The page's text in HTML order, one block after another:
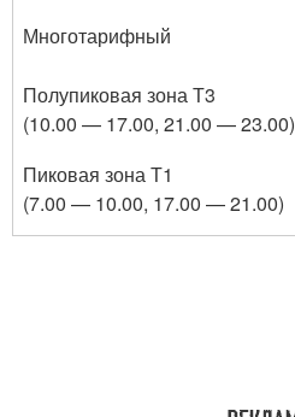
Многотарифный
Полупиковая зона Т3
(10.00 — 17.00, 21.00 — 23.00)
Пиковая зона Т1
(7.00 — 10.00, 17.00 — 21.00)